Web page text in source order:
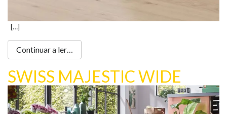
[…]
Continuar a ler…
SWISS MAJESTIC WIDE